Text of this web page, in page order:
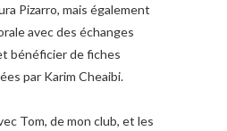
Pizarro, mais également
avec des échanges
bénéficier de fiches
par Karim Cheaibi.
Tom, de mon club, et les